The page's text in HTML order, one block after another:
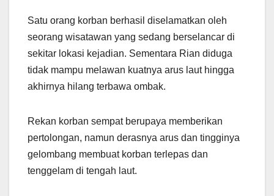
Satu orang korban berhasil diselamatkan oleh
seorang wisatawan yang sedang berselancar di
sekitar lokasi kejadian. Sementara Rian diduga
tidak mampu melawan kuatnya arus laut hingga
akhirnya hilang terbawa ombak.
Rekan korban sempat berupaya memberikan
pertolongan, namun derasnya arus dan tingginya
gelombang membuat korban terlepas dan
tenggelam di tengah laut.